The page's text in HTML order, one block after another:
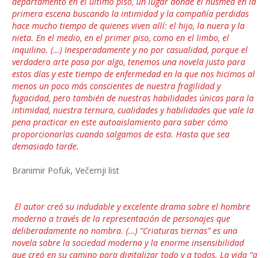
primera escena buscando la intimidad y la compañía perdidas
hace mucho tiempo de quienes viven allí: el hijo, la nuera y la
nieta. En el medio, en el primer piso, como en el limbo, el
inquilino. (…) Inesperadamente y no por casualidad, porque el
verdadero arte pasa por algo, tenemos una novela justo para
estos días y este tiempo de enfermedad en la que nos hicimos al
menos un poco más conscientes de nuestra fragilidad y
fugacidad, pero también de nuestras habilidades únicas para la
intimidad, nuestra ternura, cualidades y habilidades que vale la
pena practicar en este autoaislamiento para saber cómo
proporcionarlas cuando salgamos de esta. Hasta que sea
demasiado tarde.
Branimir Pofuk, Večernji list
El autor creó su indudable y excelente drama sobre el hombre
moderno a través de la representación de personajes que
deliberadamente no nombra. (…) “Criaturas tiernas” es una
novela sobre la sociedad moderna y la enorme insensibilidad
que creó en su camino para digitalizar todo y a todos. La vida “a